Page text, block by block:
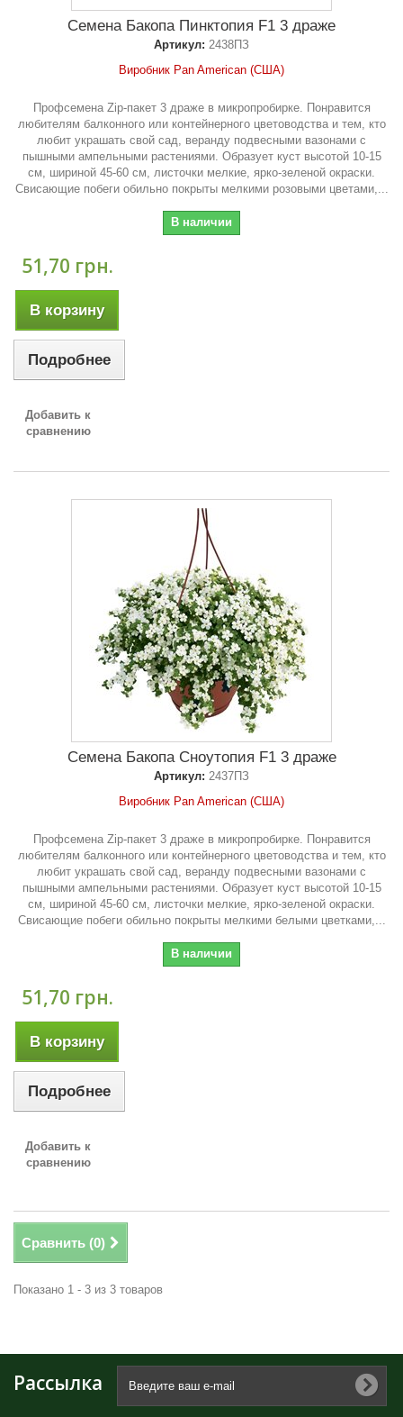
Семена Бакопа Пинктопия F1 3 драже
Артикул: 2438ПЗ
Виробник Pan American (США)
Профсемена Zip-пакет 3 драже в микропробирке. Понравится
любителям балконного или контейнерного цветоводства и тем, кто
любит украшать свой ​​сад, веранду подвесными вазонами с
пышными ампельными растениями. Образует куст высотой 10-15
см, шириной 45-60 см, листочки мелкие, ярко-зеленой окраски.
Свисающие побеги обильно покрыты мелкими розовыми цветами,...
В наличии
51,70 грн.
В корзину
Подробнее
Добавить к
сравнению
Семена Бакопа Сноутопия F1 3 драже
Артикул: 2437ПЗ
Виробник Pan American (США)
Профсемена Zip-пакет 3 драже в микропробирке. Понравится
любителям балконного или контейнерного цветоводства и тем, кто
любит украшать свой ​​сад, веранду подвесными вазонами с
пышными ампельными растениями. Образует куст высотой 10-15
см, шириной 45-60 см, листочки мелкие, ярко-зеленой окраски.
Свисающие побеги обильно покрыты мелкими белыми цветками,...
В наличии
51,70 грн.
В корзину
Подробнее
Добавить к
сравнению
Сравнить (0)
Показано 1 - 3 из 3 товаров
Рассылка